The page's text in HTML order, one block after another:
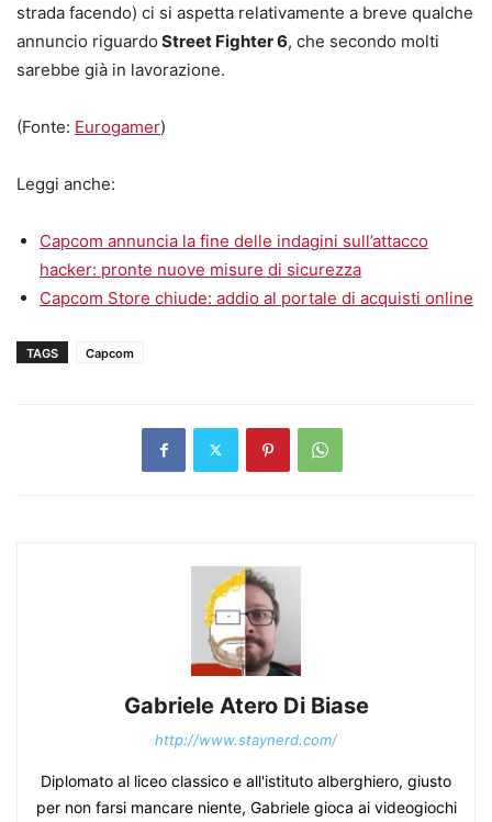
strada facendo) ci si aspetta relativamente a breve qualche
annuncio riguardo Street Fighter 6, che secondo molti
sarebbe già in lavorazione.
(Fonte: Eurogamer)
Leggi anche:
Capcom annuncia la fine delle indagini sull’attacco
hacker: pronte nuove misure di sicurezza
Capcom Store chiude: addio al portale di acquisti online
TAGS Capcom
Gabriele Atero Di Biase
http://www.staynerd.com/
Diplomato al liceo classico e all'istituto alberghiero, giusto
per non farsi mancare niente, Gabriele gioca ai videogiochi